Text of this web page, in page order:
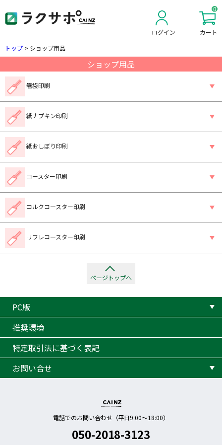
ログイン
0
カート
トップ > ショップ用品
ショップ用品
箸袋印刷
紙ナプキン印刷
紙おしぼり印刷
コースター印刷
コルクコースター印刷
リフレコースター印刷
ページトップへ
PC版
推奨環境
特定取引法に基づく表記
お問い合せ
電話でのお問い合わせ（平日9:00〜18:00）
050-2018-3123